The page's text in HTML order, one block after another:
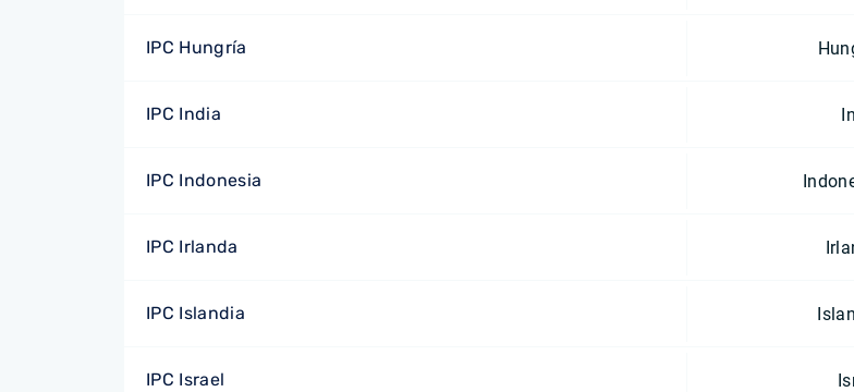
IPC Hungría
IPC India
IPC Indonesia
IPC Irlanda
IPC Islandia
IPC Israel